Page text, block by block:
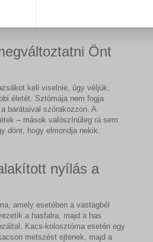
Önt
kell viselnie, úgy véljük,
életét. Sztómája nem fogja
barátaival szórakozzon. A
– mások valószínűleg rá sem
dönt, hogy elmondja nekik.
nyílás a
amely esetében a vastagbél
a hasfalra, majd a has
Kacs-kolosztóma esetén egy
metszést ejtenek, majd a